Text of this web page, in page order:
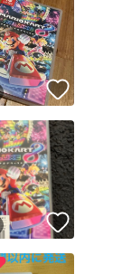
いいね！
いいね！